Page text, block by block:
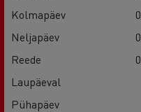
Kolmapäev
Neljapäev
Reede
Laupäeval
Pühapäev